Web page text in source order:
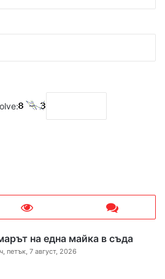
на една майка в съда
петък, 7 август, 2026